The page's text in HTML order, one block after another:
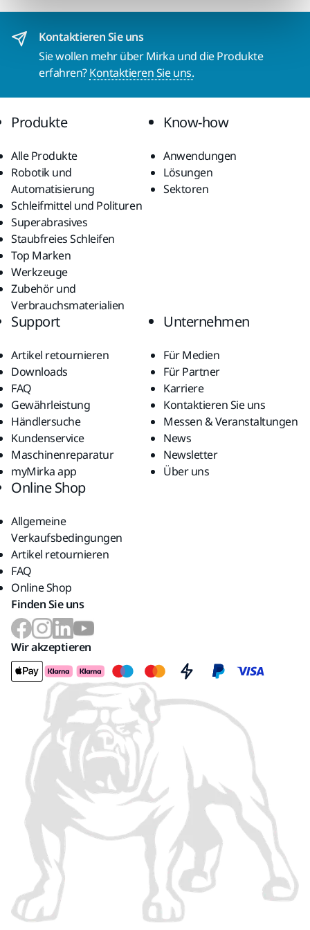
Kontaktieren Sie uns
Sie wollen mehr über Mirka und die Produkte
erfahren?Kontaktieren Sie uns.
Produkte
Alle Produkte
Robotik und
Automatisierung
Schleifmittel und Polituren
Superabrasives
Staubfreies Schleifen
Top Marken
Werkzeuge
Zubehör und
Verbrauchsmaterialien
Know-how
Anwendungen
Lösungen
Sektoren
Support
Artikel retournieren
Downloads
FAQ
Gewährleistung
Händlersuche
Kundenservice
Maschinenreparatur
myMirka app
Unternehmen
Für Medien
Für Partner
Karriere
Kontaktieren Sie uns
Messen & Veranstaltungen
News
Newsletter
Über uns
Online Shop
Allgemeine
Verkaufsbedingungen
Artikel retournieren
FAQ
Online Shop
Finden Sie uns
Wir akzeptieren